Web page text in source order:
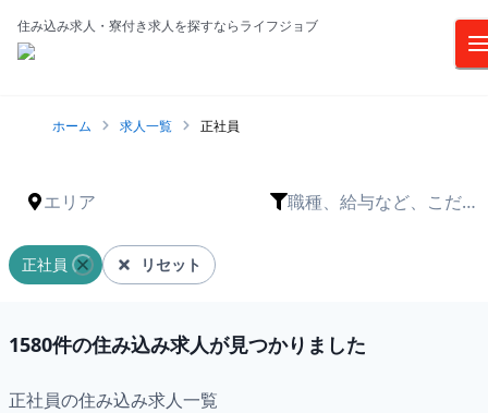
住み込み求人・寮付き求人を探すならライフジョブ
ホーム 求人一覧 正社員
エリア
職種、給与など、こだわ
正社員 リセット
1580件の住み込み求人が見つかりました
正社員の住み込み求人一覧